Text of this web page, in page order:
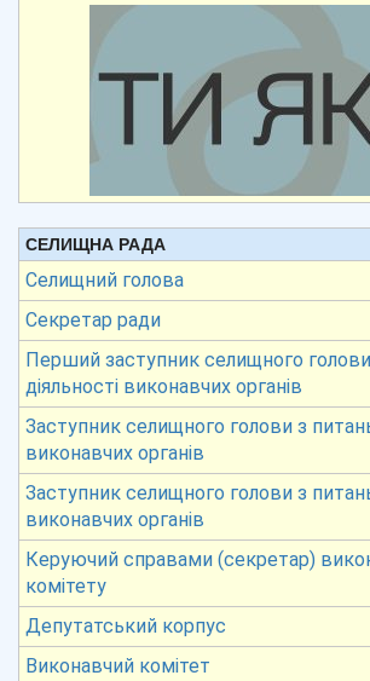
СЕЛИЩНА РАДА
Селищний голова
Секретар ради
Перший заступник селищного
діяльності виконавчих органів
Заступник селищного голови з
виконавчих органів
Заступник селищного голови з
виконавчих органів
Керуючий справами (секретар)
комітету
Депутатський корпус
Виконавчий комітет